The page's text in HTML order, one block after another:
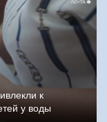
к
у воды